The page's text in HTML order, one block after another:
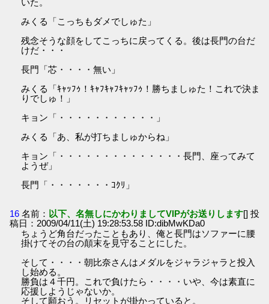
いた。
みくる「こっちもダメでしゅた」
残念そうな顔をしてこっちに戻ってくる。後は長門の台だ
けだ・・・
長門「芯・・・・無い」
みくる「ｷｬｯﾌｩ！ｷｬﾌｷｬﾌｷｬｯﾌｩ！勝ちましゅた！これで決ま
りでしゅ！」
キョン「・・・・・・・・・・・」
みくる「あ、私が打ちましゅからね」
キョン「・・・・・・・・・・・・・・長門、座ってみて
ようぜ」
長門「・・・・・・・ｺｸﾘ」
16 名前： 以下、名無しにかわりましてVIPがお送りします[] 投
稿日：2009/04/11(土) 19:28:53.58 ID:dibMwKDa0
ちょうど角台だったこともあり、俺と長門はソファーに腰
掛けてその台の顛末を見守ることにした。
そして・・・・朝比奈さんはメダルをジャラジャラと投入
し始める。
勝負は４千円。これで負けたら・・・・いや、今は素直に
応援しようじゃないか。
そして願おう。リセットが掛かっていると。